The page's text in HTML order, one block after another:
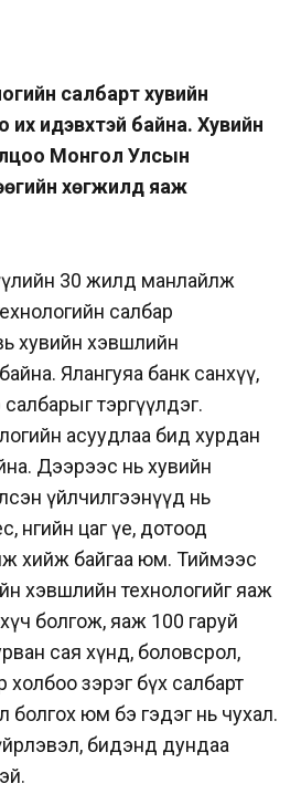
салбарт хувийн
идэвхтэй байна. Хувийн
Монгол Улсын
хөгжилд яаж
30 жилд манлайлж
салбар
хувийн хэвшлийн
Ялангуяа банк санхүү,
тэргүүлдэг.
асуудлаа бид хурдан
Дээрээс нь хувийн
үйлчилгээнүүд нь
өнөөгийн цаг үе, дотоод
хийж байгаа юм. Тиймээс
хэвшлийн технологийг яаж
болгож, яаж 100 гаруй
сая хүнд, боловсрол,
холбоо зэрэг бүх салбарт
болгох юм бэ гэдэг нь чухал.
бидэнд дундаа